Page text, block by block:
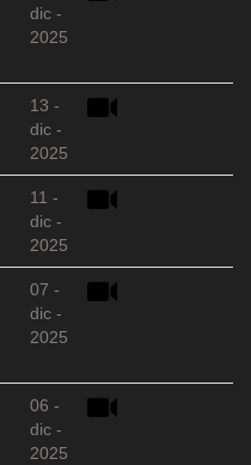
dic -
2025
13 -
dic -
2025
11 -
dic -
2025
07 -
dic -
2025
06 -
dic -
2025